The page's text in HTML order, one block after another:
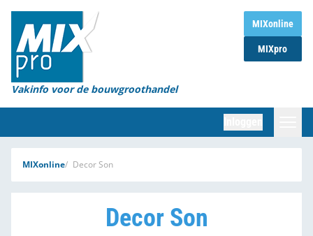
MIXonline
MIXpro
Vakinfo voor de bouwgroothandel
Home
Magazines
Organisaties
Marktcijfers
MIXonline Decor Son
Decor Son